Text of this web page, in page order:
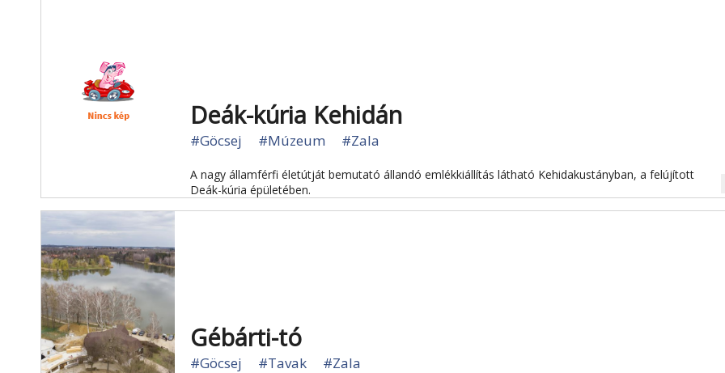
Deák-kúria Kehidán
#Göcsej #Múzeum #Zala
A nagy államférfi életútját bemutató állandó emlékkiállítás látható Kehidakustányban, a felújított
Deák-kúria épületében.
Gébárti-tó
#Göcsej #Tavak #Zala